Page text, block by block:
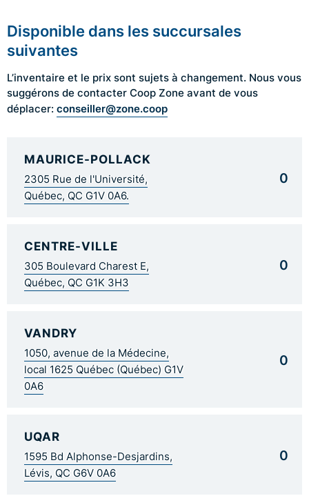
Disponible dans les succursales
suivantes
L’inventaire et le prix sont sujets à changement. Nous vous
suggérons de contacter Coop Zone avant de vous
déplacer: conseiller@zone.coop
MAURICE-POLLACK
2305 Rue de l'Université,
Québec, QC G1V 0A6.
0
CENTRE-VILLE
305 Boulevard Charest E,
Québec, QC G1K 3H3
0
VANDRY
1050, avenue de la Médecine,
local 1625 Québec (Québec) G1V
0A6
0
UQAR
1595 Bd Alphonse-Desjardins,
Lévis, QC G6V 0A6
0